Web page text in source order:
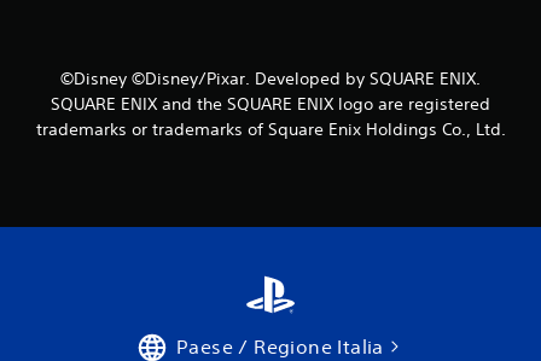
©Disney ©Disney/Pixar. Developed by SQUARE ENIX.
SQUARE ENIX and the SQUARE ENIX logo are registered
trademarks or trademarks of Square Enix Holdings Co., Ltd.
Paese / Regione Italia